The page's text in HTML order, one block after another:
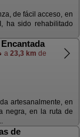
de fácil acceso, en
ha sido rehabilitado
a 23,3 km de
artesanalmente, en
negra, en la ruta de
de